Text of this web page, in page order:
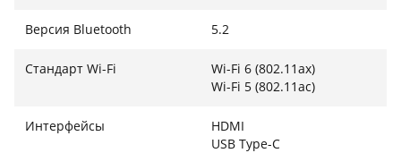
аккумулятором емкостью 6000 мАч. Это
режиме, позволяя работать в кафе, поезде или на
лекциях без поиска розетки. Элегантный дизайн в
владельца, а полный набор интерфейсов
Версия Bluetooth 5.2
Стандарт Wi-Fi
Wi-Fi 6 (802.11ax)
Wi-Fi 5 (802.11ac)
Интерфейсы
HDMI
USB Type-C